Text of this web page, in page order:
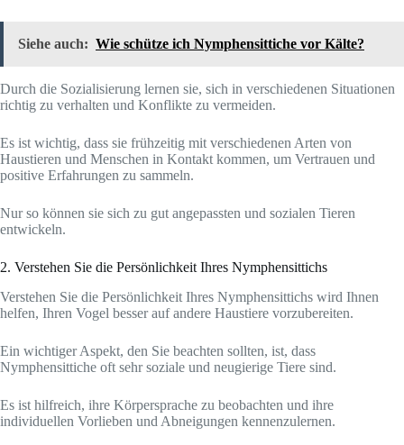
Siehe auch: Wie schütze ich Nymphensittiche vor Kälte?
Durch die Sozialisierung lernen sie, sich in verschiedenen Situationen
richtig zu verhalten und Konflikte zu vermeiden.
Es ist wichtig, dass sie frühzeitig mit verschiedenen Arten von
Haustieren und Menschen in Kontakt kommen, um Vertrauen und
positive Erfahrungen zu sammeln.
Nur so können sie sich zu gut angepassten und sozialen Tieren
entwickeln.
2. Verstehen Sie die Persönlichkeit Ihres Nymphensittichs
Verstehen Sie die Persönlichkeit Ihres Nymphensittichs wird Ihnen
helfen, Ihren Vogel besser auf andere Haustiere vorzubereiten.
Ein wichtiger Aspekt, den Sie beachten sollten, ist, dass
Nymphensittiche oft sehr soziale und neugierige Tiere sind.
Es ist hilfreich, ihre Körpersprache zu beobachten und ihre
individuellen Vorlieben und Abneigungen kennenzulernen.